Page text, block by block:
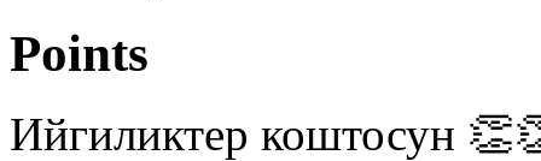
Points
Ийгиликтер коштосун